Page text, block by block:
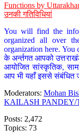
Functions by
उनकी गतिविधियां
You will find the
organized all over
organization here. You
के अर्न्तगत आपको
आयोजित सांस्कृतिक,
आप भी यहाँ इससे संबंधित
Moderators: Mohan
KAILASH PANDEY/
Posts: 2,472
Topics: 73